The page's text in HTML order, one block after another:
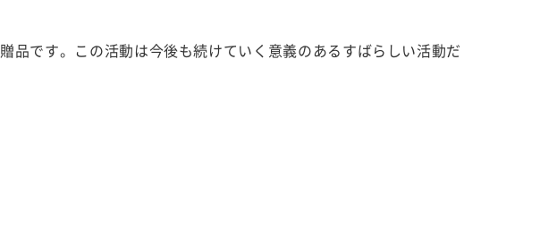
品です。この活動は今後も続けていく意義のあるすばらしい活動だ